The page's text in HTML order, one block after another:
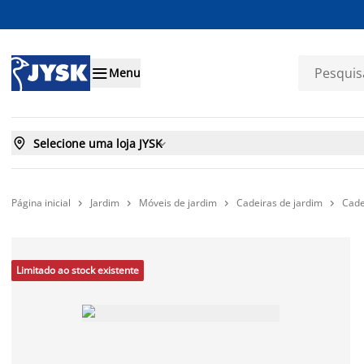
Menu
 Selecione uma loja JYSK
Página inicial  Jardim  Móveis de jardim  Cadeiras de jardim 
Limitado ao stock existente